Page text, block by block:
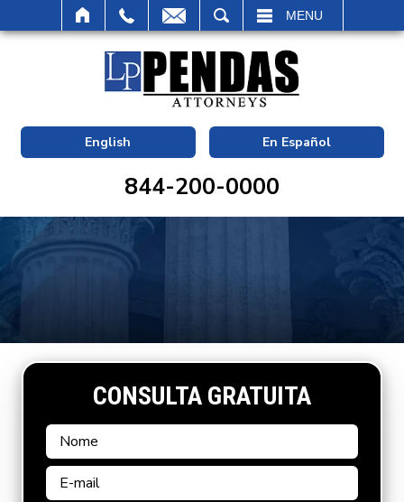
MENU
English En Español
844-200-0000
CONSULTA GRATUITA